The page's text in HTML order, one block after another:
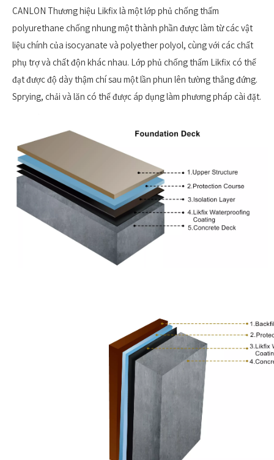
CANLON Thương hiệu Likfix là một lớp phủ chống thấm
polyurethane chống nhung một thành phần được làm từ các vật
liệu chính của isocyanate và polyether polyol, cùng với các chất
phụ trợ và chất độn khác nhau. Lớp phủ chống thấm Likfix có thể
đạt được độ dày thậm chí sau một lần phun lên tường thẳng đứng.
Sprying, chải và lăn có thể được áp dụng làm phương pháp cài đặt.